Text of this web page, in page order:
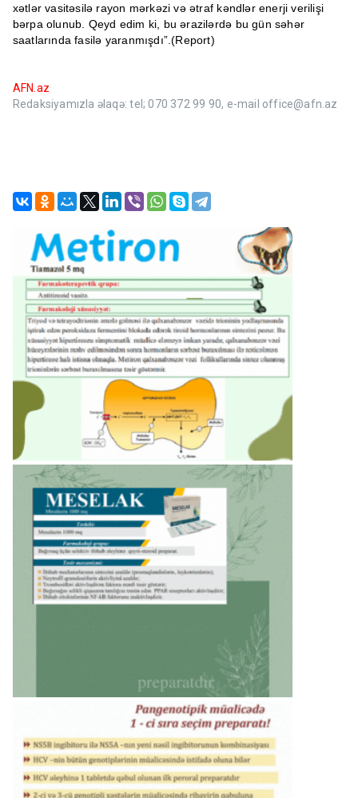
xətlər vasitəsilə rayon mərkəzi və ətraf kəndlər enerji verilişi
bərpa olunub. Qeyd edim ki, bu ərazilərdə bu gün səhər
saatlarında fasilə yaranmışdı”.(Report)
AFN.az
Redaksiyamızla əlaqə: tel; 070 372 99 90, e-mail office@afn.az